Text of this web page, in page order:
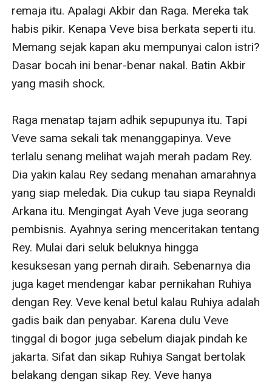
remaja itu. Apalagi Akbir dan Raga. Mereka tak
habis pikir. Kenapa Veve bisa berkata seperti itu.
Memang sejak kapan aku mempunyai calon istri?
Dasar bocah ini benar-benar nakal. Batin Akbir
yang masih shock.
Raga menatap tajam adhik sepupunya itu. Tapi
Veve sama sekali tak menanggapinya. Veve
terlalu senang melihat wajah merah padam Rey.
Dia yakin kalau Rey sedang menahan amarahnya
yang siap meledak. Dia cukup tau siapa Reynaldi
Arkana itu. Mengingat Ayah Veve juga seorang
pembisnis. Ayahnya sering menceritakan tentang
Rey. Mulai dari seluk beluknya hingga
kesuksesan yang pernah diraih. Sebenarnya dia
juga kaget mendengar kabar pernikahan Ruhiya
dengan Rey. Veve kenal betul kalau Ruhiya adalah
gadis baik dan penyabar. Karena dulu Veve
tinggal di bogor juga sebelum diajak pindah ke
jakarta. Sifat dan sikap Ruhiya Sangat bertolak
belakang dengan sikap Rey. Veve hanya